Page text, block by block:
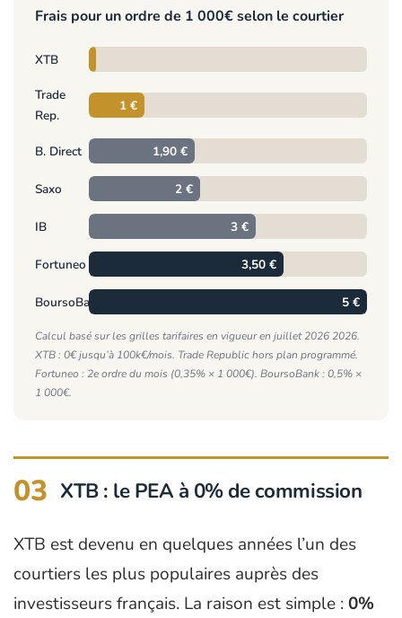
Frais pour un ordre de 1 000€ selon le courtier
XTB
Trade
Rep.
1 €
B. Direct 1,90 €
Saxo 2 €
IB 3 €
Fortuneo 3,50 €
BoursoBank 5 €
Calcul basé sur les grilles tarifaires en vigueur en juillet 2026 2026.
XTB : 0€ jusqu’à 100k€/mois. Trade Republic hors plan programmé.
Fortuneo : 2e ordre du mois (0,35% × 1 000€). BoursoBank : 0,5% ×
1 000€.
03 XTB : le PEA à 0% de commission
XTB est devenu en quelques années l’un des
courtiers les plus populaires auprès des
investisseurs français. La raison est simple :0%